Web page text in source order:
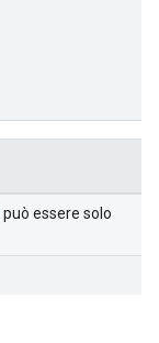
può essere solo